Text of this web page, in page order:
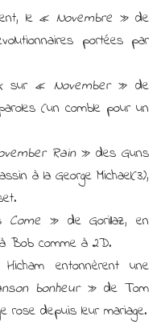
le «Novembre » de
portées par
sur «November» de
(un comble pour un
Rain» des Guns
à la George Michael(3),
Come » de Gorillaz, en
Bob comme à 2D.
entonnèrent une
bonheur» de Tom
rose depuis leur mariage.